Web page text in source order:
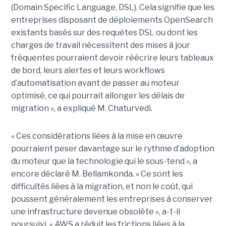
(Domain Specific Language, DSL). Cela signifie que les
entreprises disposant de déploiements OpenSearch
existants basés sur des requêtes DSL ou dont les
charges de travail nécessitent des mises à jour
fréquentes pourraient devoir réécrire leurs tableaux
de bord, leurs alertes et leurs workflows
d’automatisation avant de passer au moteur
optimisé, ce qui pourrait allonger les délais de
migration », a expliqué M. Chaturvedi.
« Ces considérations liées à la mise en œuvre
pourraient peser davantage sur le rythme d’adoption
du moteur que la technologie qui le sous-tend », a
encore déclaré M. Bellamkonda. « Ce sont les
difficultés liées à la migration, et non le coût, qui
poussent généralement les entreprises à conserver
une infrastructure devenue obsolète », a-t-il